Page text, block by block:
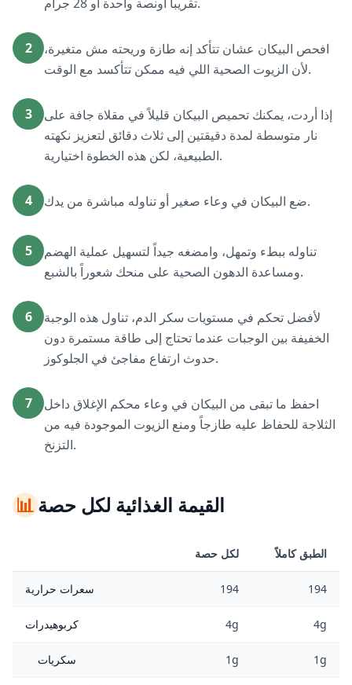
2
افحص البيكان عشان تتأكد إنه طازة وريحته مش متغيرة،
لأن الزيوت الصحية اللي فيه ممكن تتأكسد مع الوقت.
3
إذا أردت، يمكنك تحميص البيكان قليلاً في مقلاة جافة على
نار متوسطة لمدة دقيقتين إلى ثلاث دقائق لتعزيز نكهته
الطبيعية، لكن هذه الخطوة اختيارية.
4 ضع البيكان في وعاء صغير أو تناوله مباشرة من يدك.
5
تناوله ببطء وتمهل، وامضغه جيداً لتسهيل عملية الهضم
ومساعدة الدهون الصحية على منحك شعوراً بالشبع.
6
لأفضل تحكم في مستويات سكر الدم، تناول هذه الوجبة
الخفيفة بين الوجبات عندما تحتاج إلى طاقة مستمرة دون
حدوث ارتفاع مفاجئ في الجلوكوز.
7
احفظ ما تبقى من البيكان في وعاء محكم الإغلاق داخل
الثلاجة للحفاظ عليه طازجاً ومنع الزيوت الموجودة فيه من
التزنخ.
📊القيمة الغذائية لكل حصة
لكل حصة الطبق كاملاً
سعرات حرارية 194 194
كربوهيدرات 4g 4g
سكريات 1g 1g